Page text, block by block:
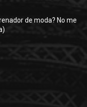
de moda? No me